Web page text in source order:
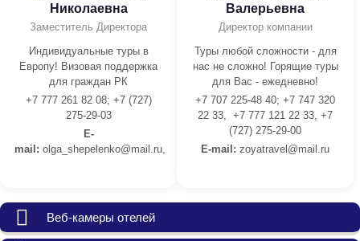
Николаевна
Заместитель Директора
Индивидуальные туры в
Европу! Визовая поддержка
для граждан РК
+7 777 261 82 08; +7 (727)
275-29-03
E-
mail: olga_shepelenko@mail.ru,
Валерьевна
Директор компании
Туры любой сложности - для
нас не сложно! Горящие туры
для Вас - ежедневно!
+7 707 225-48 40; +7 747 320
22 33, +7 777 121 22 33, +7
(727) 275-29-00
E-mail: zoyatravel@mail.ru
Веб-камеры отелей